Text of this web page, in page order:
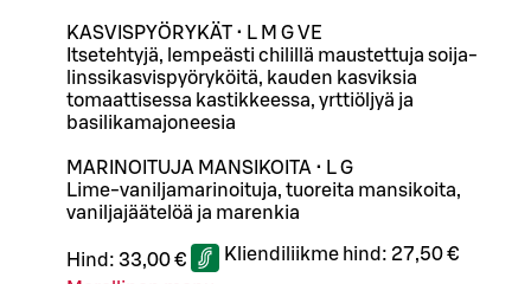
KASVISPYÖRYKÄT • L M G VE
Itsetehtyjä, lempeästi chilillä maustettuja soija-
linssikasvispyöryköitä, kauden kasviksia
tomaattisessa kastikkeessa, yrttiöljyä ja
basilikamajoneesia
MARINOITUJA MANSIKOITA • L G
Lime-vaniljamarinoituja, tuoreita mansikoita,
vaniljajäätelöä ja marenkia
Hind: 33,00 € Kliendiliikme hind: 27,50 €